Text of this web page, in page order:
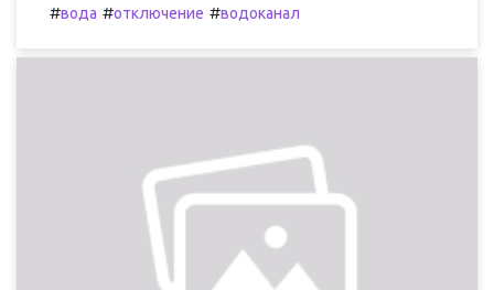
#вода #отключение #водоканал